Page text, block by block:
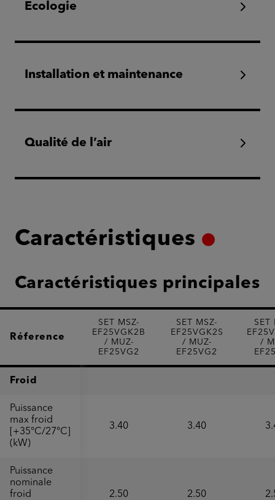
Ecologie
Installation et maintenance
Qualité de l’air
Caractéristiques
Caractéristiques principales
Réference
SET MSZ-
EF25VGK2B
/ MUZ-
EF25VG2
SET MSZ-
EF25VGK2S
/ MUZ-
EF25VG2
SET
/
Froid
Puissance
max froid
[+35°C/27°C]
(kW)
Puissance
nominale
froid
3.40
2.50
3.40
2.50